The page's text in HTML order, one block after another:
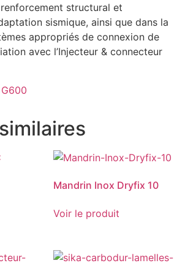
structural et
sismique, ainsi que dans la
appropriés de connexion de
avec l’Injecteur & connecteur
G600
Mandrin Inox Dryfix 10
Voir le produit